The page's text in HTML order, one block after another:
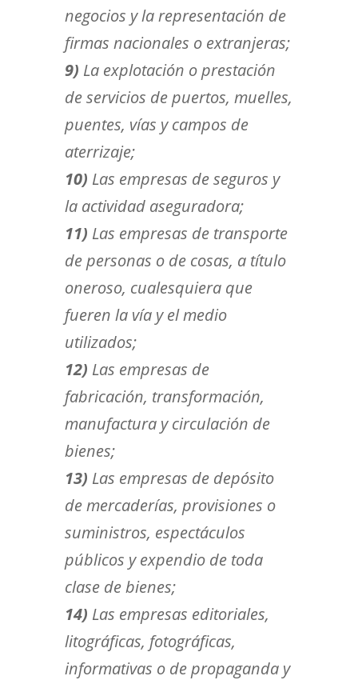
negocios y la representación de
firmas nacionales o extranjeras;
9) La explotación o prestación
de servicios de puertos, muelles,
puentes, vías y campos de
aterrizaje;
10) Las empresas de seguros y
la actividad aseguradora;
11) Las empresas de transporte
de personas o de cosas, a título
oneroso, cualesquiera que
fueren la vía y el medio
utilizados;
12) Las empresas de
fabricación, transformación,
manufactura y circulación de
bienes;
13) Las empresas de depósito
de mercaderías, provisiones o
suministros, espectáculos
públicos y expendio de toda
clase de bienes;
14) Las empresas editoriales,
litográficas, fotográficas,
informativas o de propaganda y